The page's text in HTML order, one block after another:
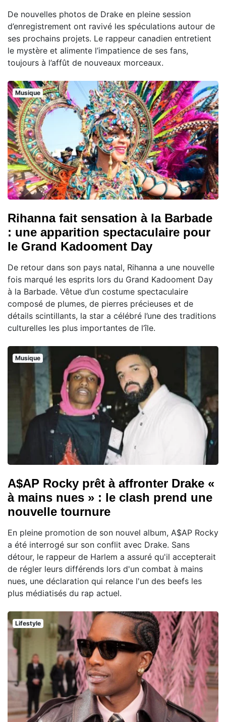
De nouvelles photos de Drake en pleine session
d’enregistrement ont ravivé les spéculations autour de
ses prochains projets. Le rappeur canadien entretient
le mystère et alimente l’impatience de ses fans,
toujours à l’affût de nouveaux morceaux.
Musique
Rihanna fait sensation à la Barbade
: une apparition spectaculaire pour
le Grand Kadooment Day
De retour dans son pays natal, Rihanna a une nouvelle
fois marqué les esprits lors du Grand Kadooment Day
à la Barbade. Vêtue d’un costume spectaculaire
composé de plumes, de pierres précieuses et de
détails scintillants, la star a célébré l’une des traditions
culturelles les plus importantes de l’île.
Musique
A$AP Rocky prêt à affronter Drake «
à mains nues » : le clash prend une
nouvelle tournure
En pleine promotion de son nouvel album, A$AP Rocky
a été interrogé sur son conflit avec Drake. Sans
détour, le rappeur de Harlem a assuré qu'il accepterait
de régler leurs différends lors d'un combat à mains
nues, une déclaration qui relance l'un des beefs les
plus médiatisés du rap actuel.
Lifestyle